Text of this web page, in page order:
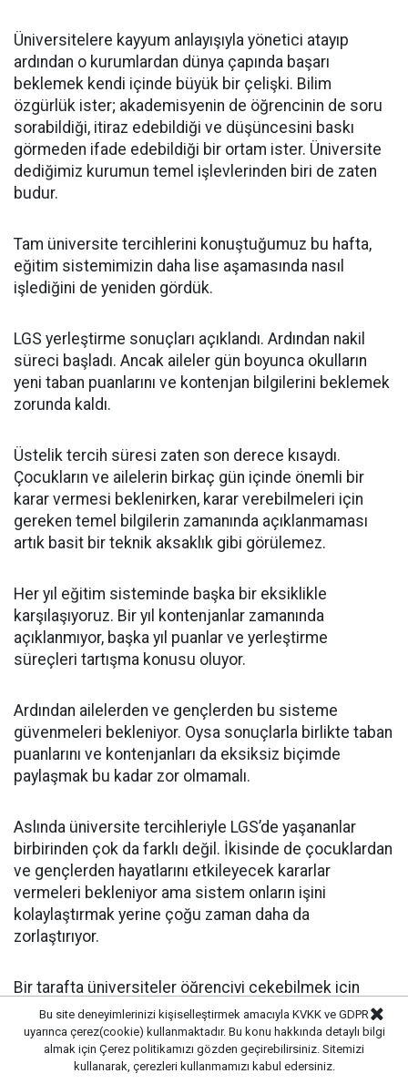
Üniversitelere kayyum anlayışıyla yönetici atayıp
ardından o kurumlardan dünya çapında başarı
beklemek kendi içinde büyük bir çelişki. Bilim
özgürlük ister; akademisyenin de öğrencinin de soru
sorabildiği, itiraz edebildiği ve düşüncesini baskı
görmeden ifade edebildiği bir ortam ister. Üniversite
dediğimiz kurumun temel işlevlerinden biri de zaten
budur.
Tam üniversite tercihlerini konuştuğumuz bu hafta,
eğitim sistemimizin daha lise aşamasında nasıl
işlediğini de yeniden gördük.
LGS yerleştirme sonuçları açıklandı. Ardından nakil
süreci başladı. Ancak aileler gün boyunca okulların
yeni taban puanlarını ve kontenjan bilgilerini beklemek
zorunda kaldı.
Üstelik tercih süresi zaten son derece kısaydı.
Çocukların ve ailelerin birkaç gün içinde önemli bir
karar vermesi beklenirken, karar verebilmeleri için
gereken temel bilgilerin zamanında açıklanmaması
artık basit bir teknik aksaklık gibi görülemez.
Her yıl eğitim sisteminde başka bir eksiklikle
karşılaşıyoruz. Bir yıl kontenjanlar zamanında
açıklanmıyor, başka yıl puanlar ve yerleştirme
süreçleri tartışma konusu oluyor.
Ardından ailelerden ve gençlerden bu sisteme
güvenmeleri bekleniyor. Oysa sonuçlarla birlikte taban
puanlarını ve kontenjanları da eksiksiz biçimde
paylaşmak bu kadar zor olmamalı.
Aslında üniversite tercihleriyle LGS’de yaşananlar
birbirinden çok da farklı değil. İkisinde de çocuklardan
ve gençlerden hayatlarını etkileyecek kararlar
vermeleri bekleniyor ama sistem onların işini
kolaylaştırmak yerine çoğu zaman daha da
zorlaştırıyor.
Bir tarafta üniversiteler öğrenciyi çekebilmek için
bütün imkânlarını seferber ediyor, akademisyenlerini
tanıtım masalarına oturtuyor. Kampüslerde adeta bir
üniversite pazarı kuruluyor; eğitimin nasıl giderek
ticari bir alana dönüştüğünü herkes açıkça görüyor.
Bu site deneyimlerinizi kişiselleştirmek amacıyla KVKK ve GDPR
uyarınca çerez(cookie) kullanmaktadır. Bu konu hakkında detaylı bilgi
almak için Çerez politikamızı gözden geçirebilirsiniz. Sitemizi
kullanarak, çerezleri kullanmamızı kabul edersiniz.